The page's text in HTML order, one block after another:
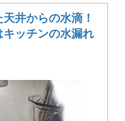
井からの水滴！
ッチンの水漏れ